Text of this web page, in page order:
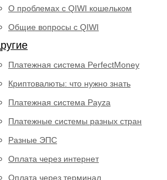
О проблемах с QIWI кошельком
Общие вопросы с QIWI
Платежная система PerfectMoney
Криптовалюты: что нужно знать
Платежная система Payza
Платежные системы разных стран
Разные ЭПС
Оплата через интернет
Оплата через терминал